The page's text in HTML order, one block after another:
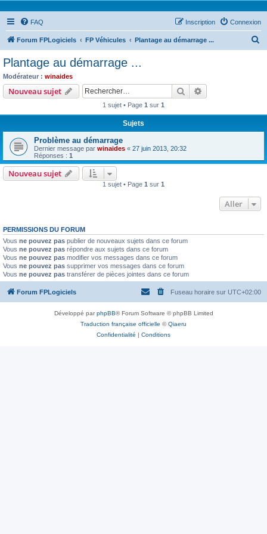
FAQ Connexion
Inscription
Forum FPLogiciels FP Véhicules Plantage au démarrage ...
Plantage au démarrage ...
Modérateur : winaides
Nouveau sujet Rechercher
1 sujet • Page 1 sur 1
Sujets
Problème au démarrage
Dernier message par winaides « 27 juin 2013, 20:32
Réponses : 1
Nouveau sujet
1 sujet • Page 1 sur 1
Aller
PERMISSIONS DU FORUM
Vous ne pouvez pas publier de nouveaux sujets dans ce forum
Vous ne pouvez pas répondre aux sujets dans ce forum
Vous ne pouvez pas modifier vos messages dans ce forum
Vous ne pouvez pas supprimer vos messages dans ce forum
Vous ne pouvez pas transférer de pièces jointes dans ce forum
Forum FPLogiciels Fuseau horaire sur UTC+02:00
Développé parphpBB® Forum Software © phpBB Limited
Traduction française officielle ©Qiaeru
Confidentialité | Conditions